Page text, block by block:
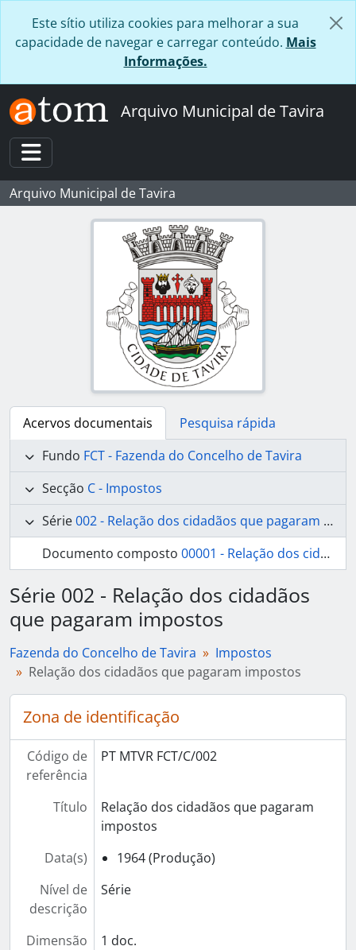
Este sítio utiliza cookies para melhorar a sua
capacidade de navegar e carregar conteúdo. Mais
Informações.
Arquivo Municipal de Tavira
Toggle navigation
Arquivo Municipal de Tavira
Acervos documentais
Pesquisa rápida
Fundo FCT - Fazenda do Concelho de Tavira
Secção C - Impostos
Série002 - Relação dos cidadãos que pagaram impostos
Documento composto 00001 - Relação dos cidadãos que pagaram impostos.
Série 002 - Relação dos cidadãos
que pagaram impostos
Fazenda do Concelho de Tavira
Impostos
Relação dos cidadãos que pagaram impostos
Zona de identificação
Código de
referência
PT MTVR FCT/C/002
Título
Relação dos cidadãos que pagaram
impostos
Data(s)
1964 (Produção)
Nível de
descrição
Série
Dimensão
1 doc.